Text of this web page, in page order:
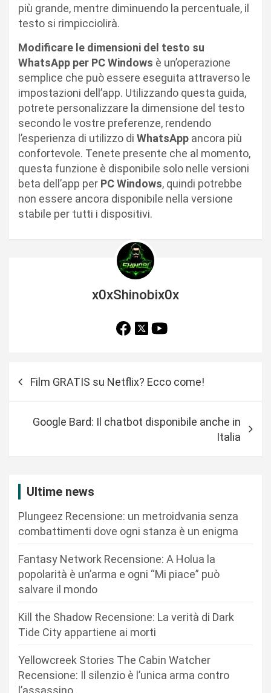
più grande, mentre diminuendo la percentuale, il
testo si rimpicciolirà.
Modificare le dimensioni del testo su
WhatsApp per PC Windows è un’operazione
semplice che può essere eseguita attraverso le
impostazioni dell’app. Utilizzando questa guida,
potrete personalizzare la dimensione del testo
secondo le vostre preferenze, rendendo
l’esperienza di utilizzo di WhatsApp ancora più
confortevole. Tenete presente che al momento,
questa funzione è disponibile solo nelle versioni
beta dell’app per PC Windows, quindi potrebbe
non essere ancora disponibile nella versione
stabile per tutti i dispositivi.
x0xShinobix0x
Film GRATIS su Netflix? Ecco come!
Google Bard: Il chatbot disponibile anche in
Italia
Ultime news
Plungeez Recensione: un metroidvania senza
combattimenti dove ogni stanza è un enigma
Fantasy Network Recensione: A Holua la
popolarità è un’arma e ogni “Mi piace” può
salvare il mondo
Kill the Shadow Recensione: La verità di Dark
Tide City appartiene ai morti
Yellowcreek Stories The Cabin Watcher
Recensione: Il silenzio è l’unica arma contro
l’assassino